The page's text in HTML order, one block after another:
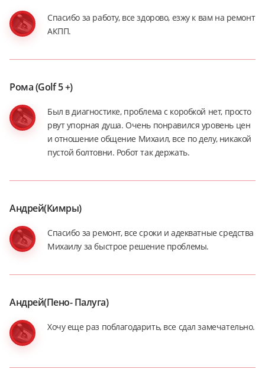
Спасибо за работу, все здорово, езжу к вам на ремонт
АКПП.
Рома (Golf 5 +)
Был в диагностике, проблема с коробкой нет, просто
рвут упорная душа. Очень понравился уровень цен
и отношение общение Михаил, все по делу, никакой
пустой болтовни. Робот так держать.
Андрей(Кимры)
Спасибо за ремонт, все сроки и адекватные средства
Михаилу за быстрое решение проблемы.
Андрей(Пено- Палуга)
Хочу еще раз поблагодарить, все сдал замечательно.